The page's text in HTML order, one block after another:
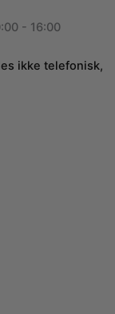
- 16:00
ikke telefonisk,